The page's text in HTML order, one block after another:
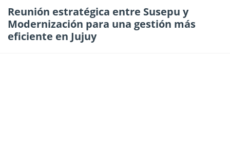
Reunión estratégica entre Susepu y
Modernización para una gestión más
eficiente en Jujuy